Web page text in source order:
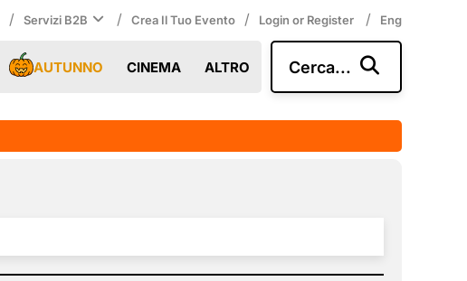
/ Servizi B2B / Crea Il Tuo Evento / Login or Register / Eng
AUTUNNO CINEMA ALTRO Cerca...